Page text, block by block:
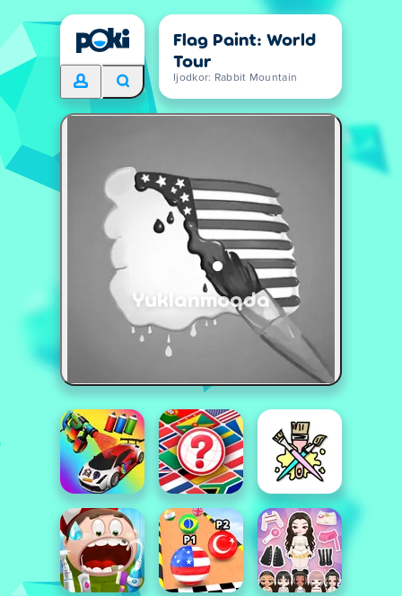
Flag Paint: World
Tour
Ijodkor: Rabbit Mountain
Yuklanmoqda